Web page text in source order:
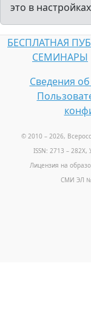
это в
БЕСПЛАТНАЯ
СЕМИНАРЫ
Сведения
© 2010 – 2026,
ISSN: 2713 –
Лицензия на
СМИ ЭЛ №